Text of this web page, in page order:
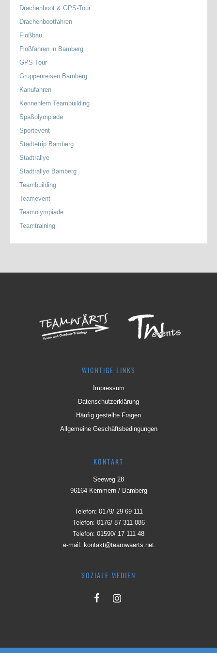
Drachenboot & GPS-Tour
Drachenbootfahren
Floßbau
Floßfahren in Bamberg
GPS Tour
Gruppenreisen Bamberg
Kanufahren
Kennenlern Teambuilding
Spaßolympiade
Sportevent
Städtetrip Bamberg
Stadtrallye
Stadtrallye Bamberg
Teambuilding
Teamevent
Teamolympiade
Teamtraining
WICHTIGE LINKS
Impressum
Datenschutzerklärung
Häufig gestellte Fragen
Allgemeine Geschäftsbedingungen
KONTAKT
Seeweg 28
96164 Kemmern / Bamberg
Telefon: 0179/ 29 69 111
Telefon: 0176/ 87 311 086
Telefon: 01590/ 17 111 48
e-mail: kontakt@teamwaerts.net
SOZIALE MEDIEN